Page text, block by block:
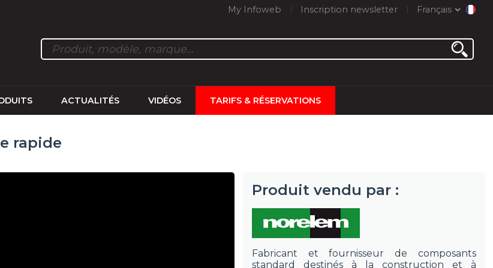
My Infoweb Inscription newsletter Français
ACTUALITÉS VIDÉOS TARIFS & RÉSERVATIONS
rapide
Produit vendu par :
Fabricant et fournisseur de composants
standard destinés à la construction et à